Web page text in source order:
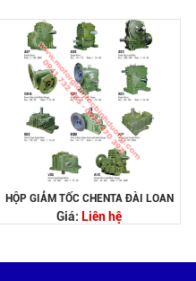
HỘP GIẢM TỐC CHENTA ĐÀI LOAN
Giá: Liên hệ